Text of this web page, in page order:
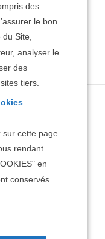
des
le bon
du Site,
analyser le
des
tiers.
.
sur cette page
rendant
en
conservés